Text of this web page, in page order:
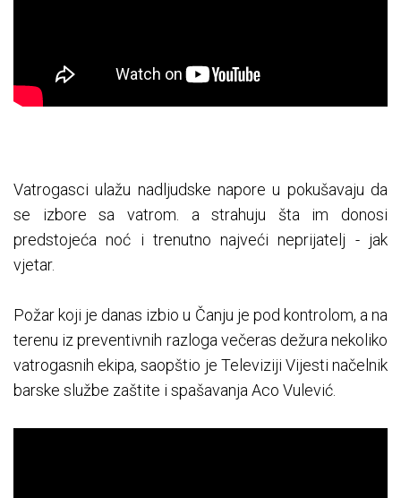
Vatrogasci ulažu nadljudske napore u pokušavaju da
se izbore sa vatrom. a strahuju šta im donosi
predstojeća noć i trenutno najveći neprijatelj - jak
vjetar.
Požar koji je danas izbio u Čanju je pod kontrolom, a na
terenu iz preventivnih razloga večeras dežura nekoliko
vatrogasnih ekipa, saopštio je Televiziji Vijesti načelnik
barske službe zaštite i spašavanja Aco Vulević.